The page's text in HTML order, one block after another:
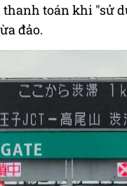
toán khi "sử
đảo.